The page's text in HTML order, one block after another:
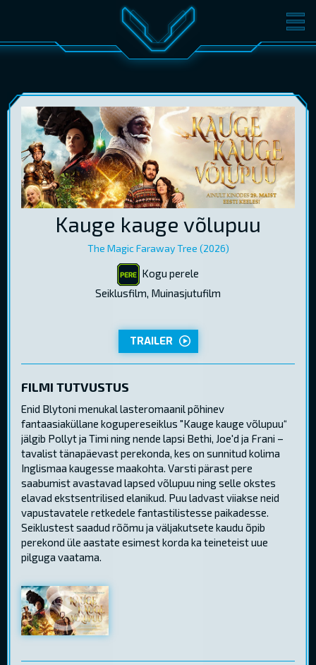
FILMID PILETID
KONVERENTS V-KLUBI
KINKEKAARDID
ENG
Kauge kauge võlupuu
The Magic Faraway Tree (2026)
Kogu perele
Seiklusfilm, Muinasjutufilm
TRAILER
FILMI TUTVUSTUS
Enid Blytoni menukal lasteromaanil põhinev
fantaasiaküllane kogupereseiklus "Kauge kauge võlupuu“
jälgib Pollyt ja Timi ning nende lapsi Bethi, Joe'd ja Frani –
tavalist tänapäevast perekonda, kes on sunnitud kolima
Inglismaa kaugesse maakohta. Varsti pärast pere
saabumist avastavad lapsed võlupuu ning selle okstes
elavad ekstsentrilised elanikud. Puu ladvast viiakse neid
vapustavatele retkedele fantastilistesse paikadesse.
Seiklustest saadud rõõmu ja väljakutsete kaudu õpib
perekond üle aastate esimest korda ka teineteist uue
pilguga vaatama.